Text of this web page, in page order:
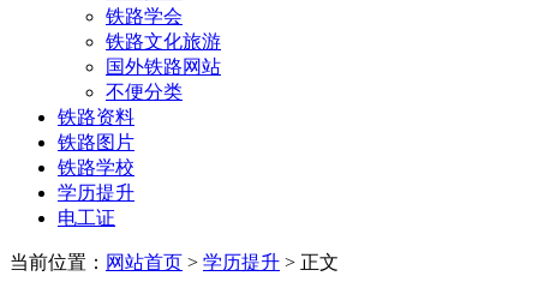
铁路学会
铁路文化旅游
国外铁路网站
不便分类
铁路资料
铁路图片
铁路学校
学历提升
电工证
当前位置： 网站首页 > 学历提升 > 正文